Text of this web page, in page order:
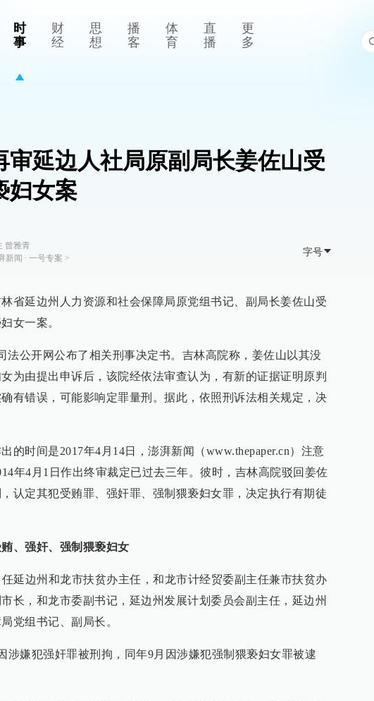
时
事
财
经
思
想
播
客
体
育
直
播
更
多
审延边人社局原副局长姜佐山受
妇女案
曾雅青
新闻 ∙ 一号专案 >
字号
省延边州人力资源和社会保障局原党组书记、副局长姜佐山受
女一案。
法公开网公布了相关刑事决定书。吉林高院称，姜佐山以其没
为由提出申诉后，该院经依法审查认为，有新的证据证明原判
有错误，可能影响定罪量刑。据此，依照刑诉法相关规定，决
的时间是2017年4月14日，澎湃新闻（www.thepaper.cn）注意
年4月1日作出终审裁定已过去三年。彼时，吉林高院驳回姜佐
认定其犯受贿罪、强奸罪、强制猥亵妇女罪，决定执行有期徒
、强奸、强制猥亵妇女
延边州和龙市扶贫办主任，和龙市计经贸委副主任兼市扶贫办
长，和龙市委副书记，延边州发展计划委员会副主任，延边州
党组书记、副局长。
涉嫌犯强奸罪被刑拘，同年9月因涉嫌犯强制猥亵妇女罪被逮